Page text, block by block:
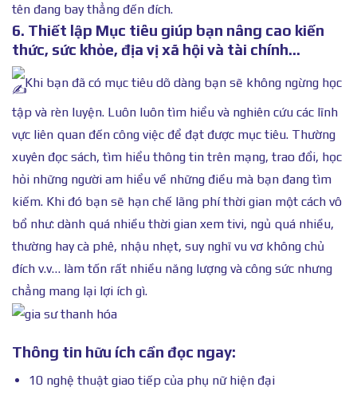
tên đang bay thẳng đến đích.
6. Thiết lập Mục tiêu giúp bạn nâng cao kiến
thức, sức khỏe, địa vị xã hội và tài chính…
Khi bạn đã có mục tiêu dõ dàng bạn sẽ không ngừng học
tập và rèn luyện. Luôn luôn tìm hiểu và nghiên cứu các lĩnh
vực liên quan đến công việc để đạt được mục tiêu. Thường
xuyên đọc sách, tìm hiểu thông tin trên mạng, trao đổi, học
hỏi những người am hiểu về những điều mà bạn đang tìm
kiếm. Khi đó bạn sẽ hạn chế lãng phí thời gian một cách vô
bổ như: dành quá nhiều thời gian xem tivi, ngủ quá nhiều,
thường hay cà phê, nhậu nhẹt, suy nghĩ vu vơ không chủ
đích v.v… làm tốn rất nhiều năng lượng và công sức nhưng
chẳng mang lại lợi ích gì.
Thông tin hữu ích cần đọc ngay:
10 nghệ thuật giao tiếp của phụ nữ hiện đại